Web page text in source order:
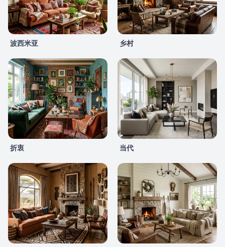
波西米亚 乡村
折衷 当代